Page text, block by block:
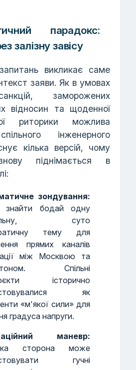
парадокс:
залізну завісу
викликає саме
заяви. Як в умовах
заморожених
відносин та щоденної
риторики можлива
інженерного
кілька версій, чому
піднімається в
зондування:
знайти бодай одну
суто
тему для
прямих каналів
між Москвою та
Спільні
історично
як
«м'якої сили» для
градуса напруги.
маневр:
сторона може
гучні